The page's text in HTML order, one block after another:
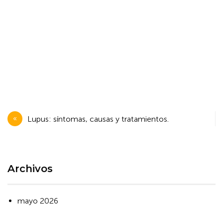
Navegación
de
Lupus: síntomas, causas y tratamientos.
Archivos
mayo 2026